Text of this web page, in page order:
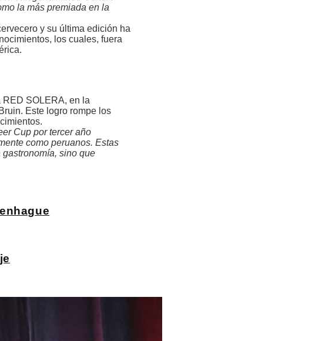
la más premiada en la
y su última edición ha
los cuales, fuera
RED SOLERA, en la
Este logro rompe los
Cup por tercer año
como peruanos. Estas
sino que